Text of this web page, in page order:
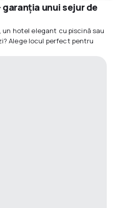
garanția unui sejur de
un hotel elegant cu piscină sau
Alege locul perfect pentru